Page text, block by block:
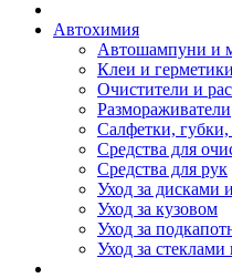
Автохимия
Автошампуни и
Клеи и герметики
Очистители и
Размораживатели
Салфетки,
Средства для
Средства для рук
Уход за дисками
Уход за кузовом
Уход за
Уход за стеклами